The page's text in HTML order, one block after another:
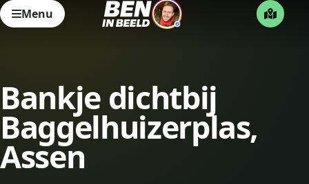
Menu
Bankje dichtbij
Baggelhuizerplas,
Assen